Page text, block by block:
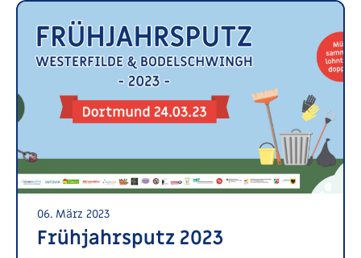
06. März 2023
Frühjahrsputz 2023